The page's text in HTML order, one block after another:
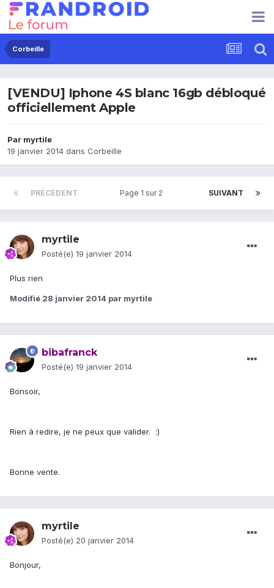
Corbeille
[VENDU] Iphone 4S blanc 16gb débloqué
officiellement Apple
Par myrtile
19 janvier 2014 dans Corbeille
PRÉCÉDENT SUIVANT
Page 1 sur 2
myrtile
Posté(e) 19 janvier 2014
Plus rien
Modifié 28 janvier 2014 par myrtile
bibafranck
Posté(e) 19 janvier 2014
Bonsoir,
Rien à redire, je ne peux que valider. :)
Bonne vente.
myrtile
Posté(e) 20 janvier 2014
Bonjour,